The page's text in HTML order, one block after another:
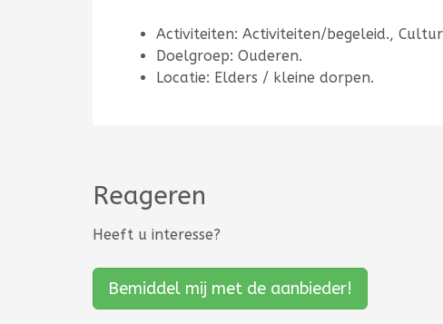
Activiteiten: Activiteiten/begeleid.,
Doelgroep: Ouderen.
Locatie: Elders / kleine dorpen.
Reageren
Heeft u interesse?
Bemiddel mij met de aanbieder!